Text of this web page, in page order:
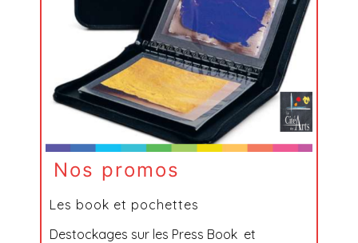
Nos promos
Les book et pochettes
Destockages sur les Press Book et